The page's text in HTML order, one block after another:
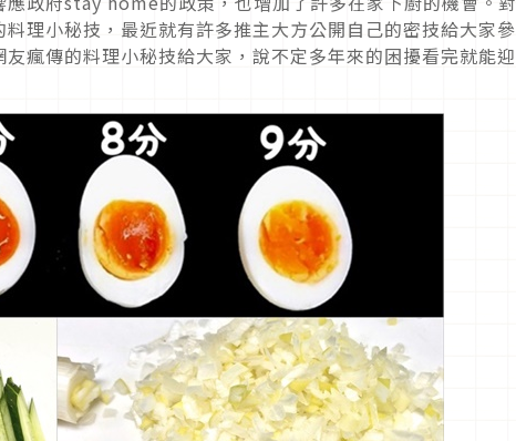
理小秘技，最近就有許多推主大方公開自己的密技給大家參
瘋傳的料理小秘技給大家，說不定多年來的困擾看完就能迎